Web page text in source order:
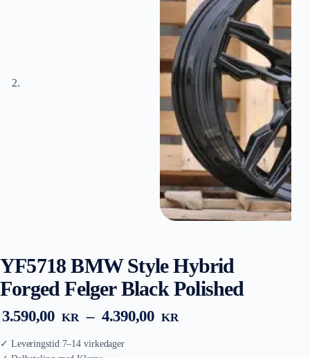
YF5718 BMW Style Hybrid
Forged Felger Black Polished
3.590,00 KR – 4.390,00 KR